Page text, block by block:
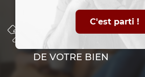
DÉLÉGUER
LA GESTION LOCATIVE
DE VOTRE BIEN
C'est parti !